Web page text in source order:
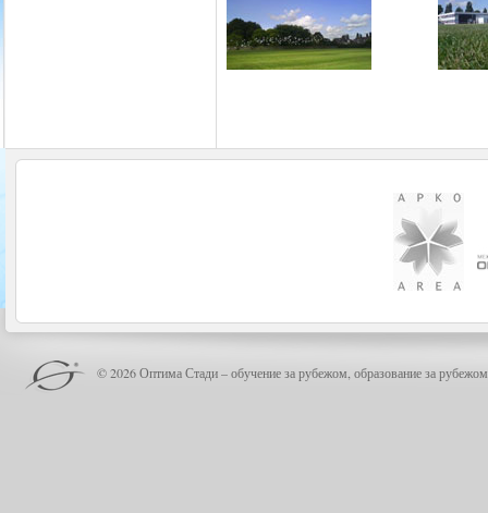
© 2026 Оптима Стади – обучение за рубежом, образование за